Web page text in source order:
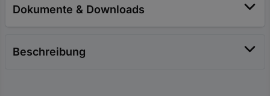
Dokumente & Downloads
Beschreibung